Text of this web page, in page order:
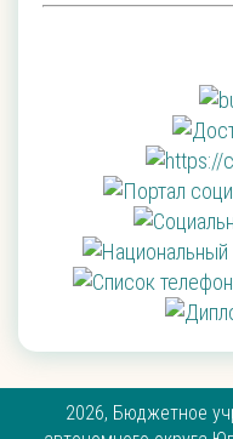
2026, Бюджетное